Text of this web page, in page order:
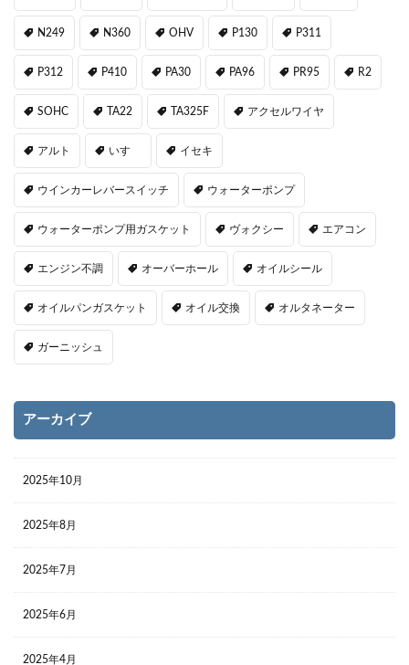
N249 N360 OHV P130 P311
P312 P410 PA30 PA96 PR95 R2
SOHC TA22 TA325F アクセルワイヤ
アルト いすゞ イセキ
ウインカーレバースイッチ ウォーターポンプ
ウォーターポンプ用ガスケット ヴォクシー エアコン
エンジン不調 オーバーホール オイルシール
オイルパンガスケット オイル交換 オルタネーター
ガーニッシュ
アーカイブ
2025年10月
2025年8月
2025年7月
2025年6月
2025年4月